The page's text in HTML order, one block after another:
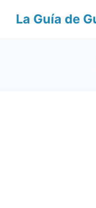
La Guía de